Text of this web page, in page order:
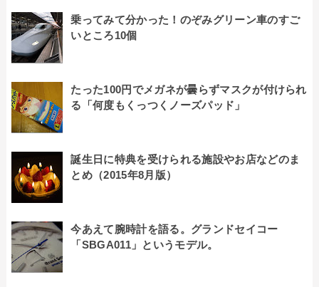
乗ってみて分かった！のぞみグリーン車のすご
いところ10個
たった100円でメガネが曇らずマスクが付けられ
る「何度もくっつくノーズパッド」
誕生日に特典を受けられる施設やお店などのま
とめ（2015年8月版）
今あえて腕時計を語る。グランドセイコー
「SBGA011」というモデル。